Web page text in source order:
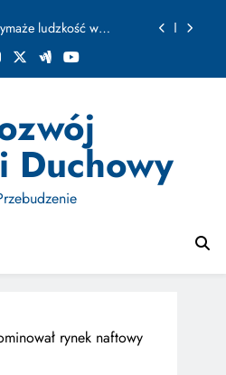
dla
Życiu
ludzkość w
Życiu
Duchowy
rynek naftowy